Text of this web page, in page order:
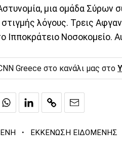
μια ομάδα Σύρων
λόγους. Τρεις
Ιπποκράτειο Νοσοκομείο.
Greece στο κανάλι μας στο
· ΕΚΚΕΝΩΣΗ ΕΙΔΟΜΕΝΗΣ